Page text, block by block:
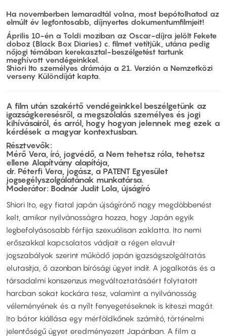
Ha novemberben lemaradtál volna, most bepótolhatod az
elmúlt év legfontosabb, díjnyertes dokumentumfilmjeit!
Április 10-én a Toldi moziban az Oscar-díjra jelölt Fekete
doboz (Black Box Diaries) c. filmet vetítjük, utána pedig
nőjogi témában kerekasztal-beszélgetést tartunk
meghívott vendégeinkkel.
Shiori Ito személyes drámája a 21. Verzión a Nemzetközi
verseny Különdíját kapta.
A film után szakértő vendégeinkkel beszélgetünk az
igazságkeresésről, a megszólalás személyes és jogi
kihívásairól, és arról, hogy hogyan jelennek meg ezek a
kérdések a magyar kontextusban.
Résztvevők:
Mérő Vera, író, jogvédő, a Nem tehetsz róla, tehetsz
ellene Alapítvány alapítója,
dr. Péterfi Vera, jogász, a PATENT Egyesület
jogsegélyszolgálatának munkatársa.
Moderátor: Bodnár Judit Lola, újságíró
Shiori Ito, egy fiatal japán újságírónő nagy megdöbbenést
kelt, amikor nyilvánosságra hozza, hogy Japán egyik
legbefolyásosabb férfija szexuálisan zaklatta. Ito nemi
erőszakkal kapcsolatos vádjait a régen elavult
jogszabályok szerint működő japán igazságszolgáltatás
elutasítja, ő azonban bírósági ügyet indít. A jogalkotás és a
társadalmi konszenzus megváltoztatásáért folytatott
harcban sokat kockára tesz, valamint a nyilvánosság
véleményének és a nyílt fenyegetéseknek is kiteszi magát.
Ito bátor kiállása egy mérföldkőnek számító, történelmi
jelentőségű ügyet eredményezett Japánban. A film a